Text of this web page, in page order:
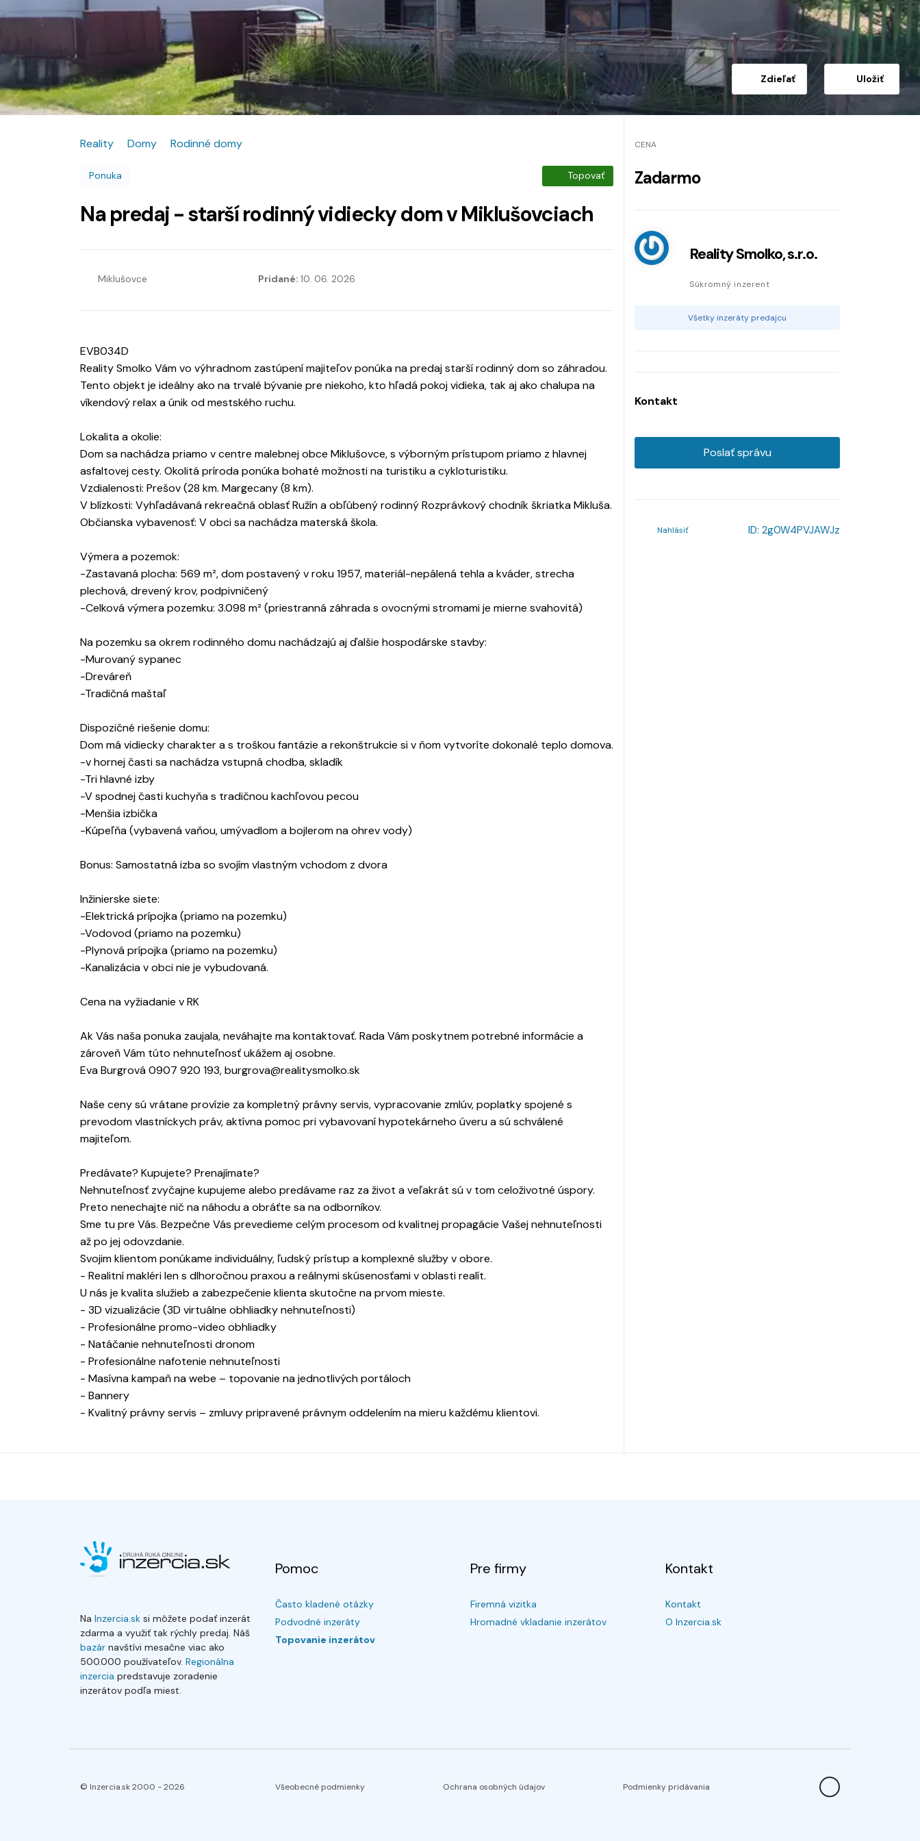
Zdieľať Uložiť
Reality Domy Rodinné domy
Ponuka Topovať
Na predaj - starší rodinný vidiecky dom v Miklušovciach
Miklušovce Pridané: 10. 06. 2026
EVB034D
Reality Smolko Vám vo výhradnom zastúpení majiteľov ponúka na predaj starší rodinný dom so záhradou.
Tento objekt je ideálny ako na trvalé bývanie pre niekoho, kto hľadá pokoj vidieka, tak aj ako chalupa na
víkendový relax a únik od mestského ruchu.
Lokalita a okolie:
Dom sa nachádza priamo v centre malebnej obce Miklušovce, s výborným prístupom priamo z hlavnej
asfaltovej cesty. Okolitá príroda ponúka bohaté možnosti na turistiku a cykloturistiku.
Vzdialenosti: Prešov (28 km. Margecany (8 km).
V blízkosti: Vyhľadávaná rekreačná oblasť Ružín a obľúbený rodinný Rozprávkový chodník škriatka Mikluša.
Občianska vybavenosť: V obci sa nachádza materská škola.
Výmera a pozemok:
-Zastavaná plocha: 569 m², dom postavený v roku 1957, materiál-nepálená tehla a kváder, strecha
plechová, drevený krov, podpivničený
-Celková výmera pozemku: 3.098 m² (priestranná záhrada s ovocnými stromami je mierne svahovitá)
Na pozemku sa okrem rodinného domu nachádzajú aj ďalšie hospodárske stavby:
-Murovaný sypanec
-Dreváreň
-Tradičná maštaľ
Dispozičné riešenie domu:
Dom má vidiecky charakter a s troškou fantázie a rekonštrukcie si v ňom vytvoríte dokonalé teplo domova.
-v hornej časti sa nachádza vstupná chodba, skladík
-Tri hlavné izby
-V spodnej časti kuchyňa s tradičnou kachľovou pecou
-Menšia izbička
-Kúpeľňa (vybavená vaňou, umývadlom a bojlerom na ohrev vody)
Bonus: Samostatná izba so svojím vlastným vchodom z dvora
Inžinierske siete:
-Elektrická prípojka (priamo na pozemku)
-Vodovod (priamo na pozemku)
-Plynová prípojka (priamo na pozemku)
-Kanalizácia v obci nie je vybudovaná.
Cena na vyžiadanie v RK
Ak Vás naša ponuka zaujala, neváhajte ma kontaktovať. Rada Vám poskytnem potrebné informácie a
zároveň Vám túto nehnuteľnosť ukážem aj osobne.
Eva Burgrová 0907 920 193, burgrova@realitysmolko.sk
Naše ceny sú vrátane provízie za kompletný právny servis, vypracovanie zmlúv, poplatky spojené s
prevodom vlastníckych práv, aktívna pomoc pri vybavovaní hypotekárneho úveru a sú schválené
majiteľom.
Predávate? Kupujete? Prenajímate?
Nehnuteľnosť zvyčajne kupujeme alebo predávame raz za život a veľakrát sú v tom celoživotné úspory.
Preto nenechajte nič na náhodu a obráťte sa na odborníkov.
Sme tu pre Vás. Bezpečne Vás prevedieme celým procesom od kvalitnej propagácie Vašej nehnuteľnosti
až po jej odovzdanie.
Svojim klientom ponúkame individuálny, ľudský prístup a komplexné služby v obore.
- Realitní makléri len s dlhoročnou praxou a reálnymi skúsenosťami v oblasti realít.
U nás je kvalita služieb a zabezpečenie klienta skutočne na prvom mieste.
- 3D vizualizácie (3D virtuálne obhliadky nehnuteľnosti)
- Profesionálne promo-video obhliadky
- Natáčanie nehnuteľnosti dronom
- Profesionálne nafotenie nehnuteľnosti
- Masívna kampaň na webe – topovanie na jednotlivých portáloch
- Bannery
- Kvalitný právny servis – zmluvy pripravené právnym oddelením na mieru každému klientovi.
CENA
Zadarmo
Reality Smolko, s.r.o.
Súkromný inzerent
Všetky inzeráty predajcu
Kontakt
Poslať správu
Nahlásiť ID: 2g0W4PVJAWJz
Na Inzercia.sk si môžete podať inzerát
zdarma a využiť tak rýchly predaj. Náš
bazár navštívi mesačne viac ako
500.000 používateľov. Regionálna
inzercia predstavuje zoradenie
inzerátov podľa miest.
Pomoc
Často kladené otázky
Podvodné inzeráty
Topovanie inzerátov
Pre firmy
Firemná vizitka
Hromadné vkladanie inzerátov
Kontakt
Kontakt
O Inzercia.sk
© Inzercia.sk 2000 -2026 Všeobecné podmienky Ochrana osobných údajov Podmienky pridávania